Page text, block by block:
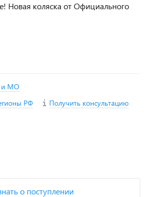
Новая коляска от Официального
и МО
РФ
Получить консультацию
о поступлении